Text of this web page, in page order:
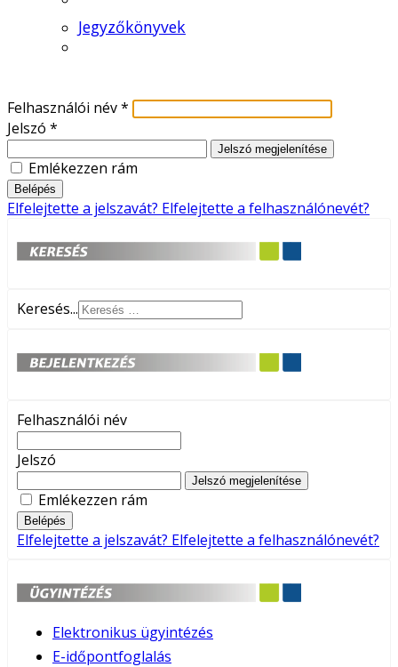
Jegyzőkönyvek
Felhasználói név*
Jelszó *
Jelszó megjelenítése
Emlékezzen rám
Belépés
Elfelejtette a jelszavát? Elfelejtette a felhasználónevét?
Keresés...
Felhasználói név
Jelszó
Jelszó megjelenítése
Emlékezzen rám
Belépés
Elfelejtette a jelszavát? Elfelejtette a felhasználónevét?
Elektronikus ügyintézés
E-időpontfoglalás